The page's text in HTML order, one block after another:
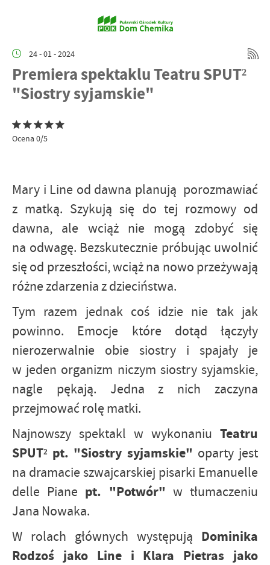
24 - 01 - 2024
Premiera spektaklu Teatru SPUT²
"Siostry syjamskie"
Ocena 0/5
Mary i Line od dawna planują porozmawiać
z matką. Szykują się do tej rozmowy od
dawna, ale wciąż nie mogą zdobyć się
na odwagę. Bezskutecznie próbując uwolnić
się od przeszłości, wciąż na nowo przeżywają
różne zdarzenia z dzieciństwa.
Tym razem jednak coś idzie nie tak jak
powinno. Emocje które dotąd łączyły
nierozerwalnie obie siostry i spajały je
w jeden organizm niczym siostry syjamskie,
nagle pękają. Jedna z nich zaczyna
przejmować rolę matki.
Najnowszy spektakl w wykonaniu Teatru
SPUT² pt. "Siostry syjamskie" oparty jest
na dramacie szwajcarskiej pisarki Emanuelle
delle Piane pt. "Potwór" w tłumaczeniu
Jana Nowaka.
W rolach głównych występują Dominika
Rodzoś jako Line i Klara Pietras jako